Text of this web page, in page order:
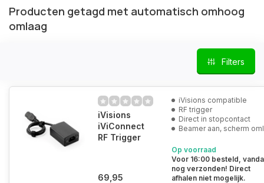
Producten getagd met automatisch omhoog
omlaag
Filters
iVisions
iViConnect
RF Trigger
69,95
iVisions compatible
RF trigger
Direct in stopcontact
Beamer aan, scherm
Op voorraad
Voor 16:00 besteld,
nog verzonden! Direct
afhalen niet mogelijk.